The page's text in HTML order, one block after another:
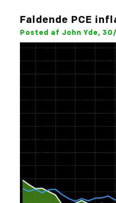
Faldende PCE
Posted af John Yde,